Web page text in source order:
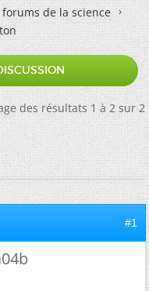
de la science
des résultats 1 à 2 sur 2
#1